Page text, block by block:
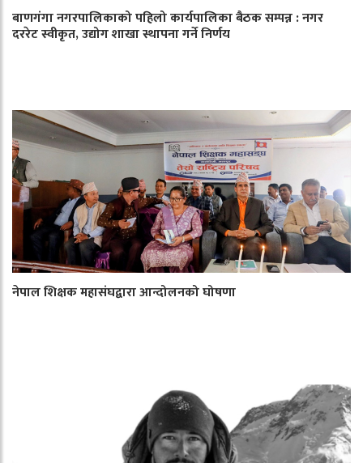
बाणगंगा नगरपालिकाको पहिलो कार्यपालिका बैठक सम्पन्न : नगर
दररेट स्वीकृत, उद्योग शाखा स्थापना गर्ने निर्णय
नेपाल शिक्षक महासंघद्वारा आन्दोलनको घोषणा